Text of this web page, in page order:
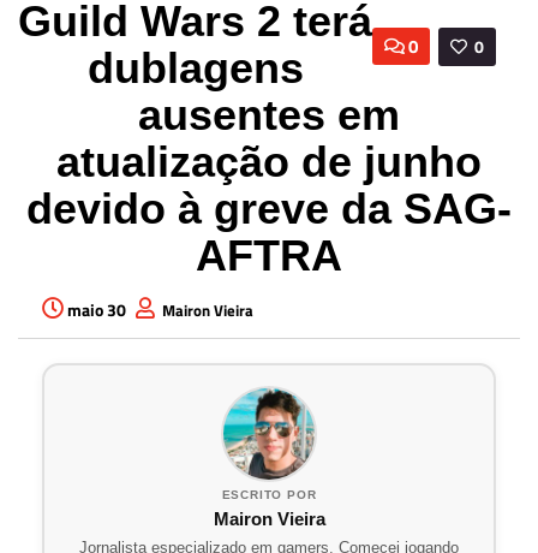
0
0
Guild Wars 2 terá
dublagens
ausentes em
atualização de junho
devido à greve da SAG-
AFTRA
maio 30 Mairon Vieira
ESCRITO POR
Mairon Vieira
Jornalista especializado em gamers. Comecei jogando